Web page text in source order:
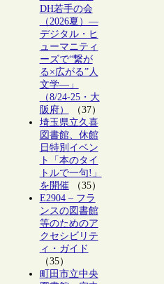
DH若手の会
（2026夏）―
デジタル・ヒ
ューマニティ
ーズで“繋が
る×広がる”人
文学―」
（8/24-25・大
阪府）
（37）
埼玉県立久喜
図書館、休館
日特別イベン
ト「本のタイ
トルで一句!」
を開催（35）
E2904 – フラ
ンスの図書館
等のためのア
クセシビリテ
ィ・ガイド
（35）
町田市立中央